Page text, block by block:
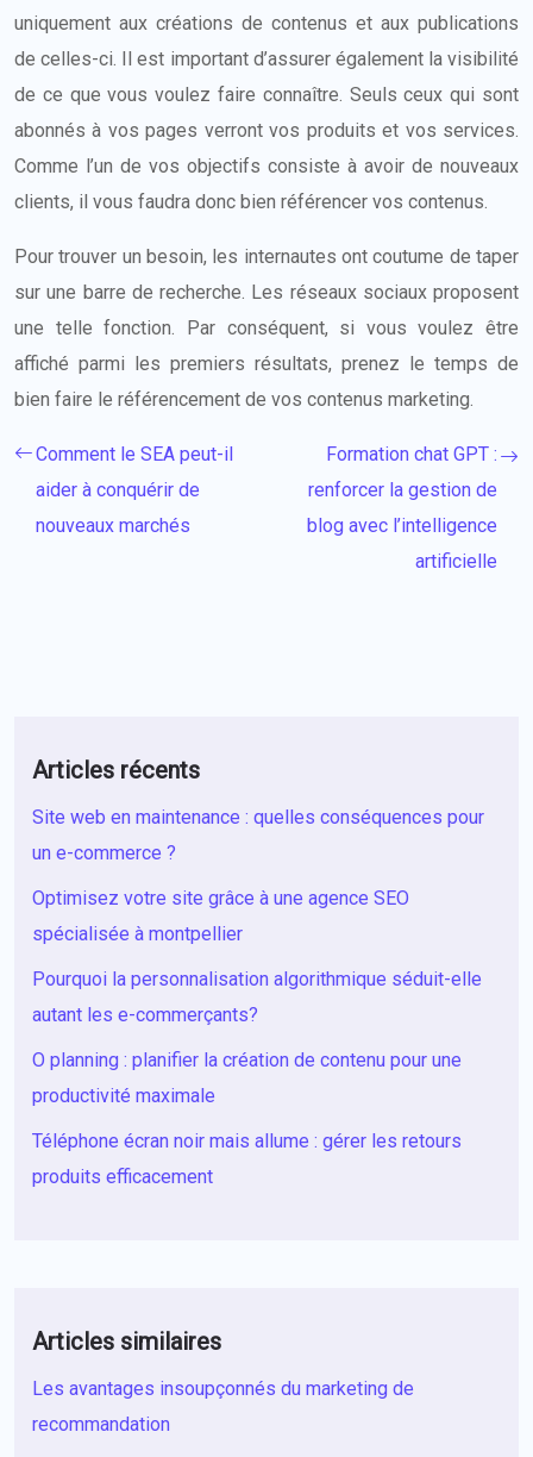
uniquement aux créations de contenus et aux publications
de celles-ci. Il est important d’assurer également la visibilité
de ce que vous voulez faire connaître. Seuls ceux qui sont
abonnés à vos pages verront vos produits et vos services.
Comme l’un de vos objectifs consiste à avoir de nouveaux
clients, il vous faudra donc bien référencer vos contenus.
Pour trouver un besoin, les internautes ont coutume de taper
sur une barre de recherche. Les réseaux sociaux proposent
une telle fonction. Par conséquent, si vous voulez être
affiché parmi les premiers résultats, prenez le temps de
bien faire le référencement de vos contenus marketing.
Comment le SEA peut-il
aider à conquérir de
nouveaux marchés
Formation chat GPT :
renforcer la gestion de
blog avec l’intelligence
artificielle
Articles récents
Site web en maintenance : quelles conséquences pour
un e-commerce ?
Optimisez votre site grâce à une agence SEO
spécialisée à montpellier
Pourquoi la personnalisation algorithmique séduit-elle
autant les e-commerçants?
O planning : planifier la création de contenu pour une
productivité maximale
Téléphone écran noir mais allume : gérer les retours
produits efficacement
Articles similaires
Les avantages insoupçonnés du marketing de
recommandation